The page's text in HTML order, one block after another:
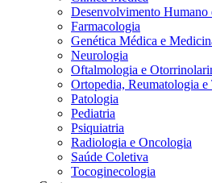
Desenvolvimento Humano
Farmacologia
Genética Médica e
Neurologia
Oftalmologia e
Ortopedia, Reumatologia e
Patologia
Pediatria
Psiquiatria
Radiologia e Oncologia
Saúde Coletiva
Tocoginecologia